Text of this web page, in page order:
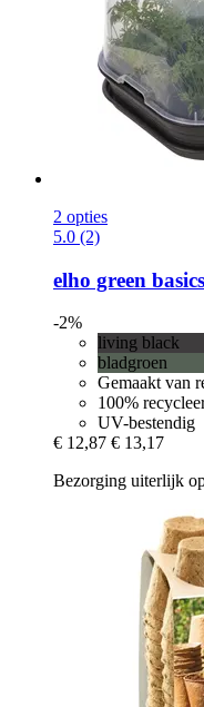
2 opties
5.0 (2)
elho green
-2%
living black
bladgroen
Gemaakt van
100%
UV-bestendig
€ 12,87 € 13,17
Bezorging uiterlijk